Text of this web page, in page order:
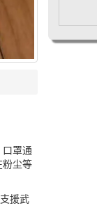
罩通
尘等
援武